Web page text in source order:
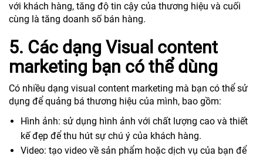
với khách hàng, tăng độ tin cậy của thương hiệu và cuối
cùng là tăng doanh số bán hàng.
5. Các dạng Visual content
marketing bạn có thể dùng
Có nhiều dạng visual content marketing mà bạn có thể sử
dụng để quảng bá thương hiệu của mình, bao gồm:
Hình ảnh: sử dụng hình ảnh với chất lượng cao và thiết
kế đẹp để thu hút sự chú ý của khách hàng.
Video: tạo video về sản phẩm hoặc dịch vụ của bạn để